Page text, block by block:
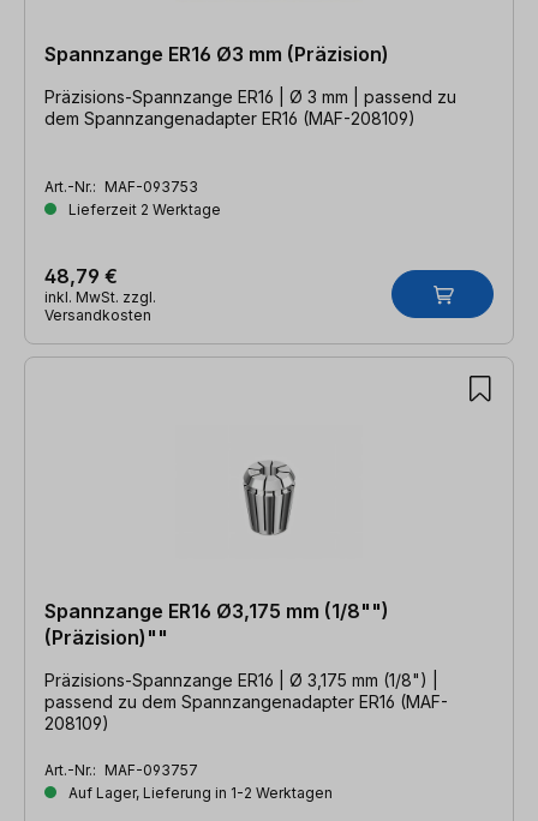
Spannzange ER16 Ø3 mm (Präzision)
Präzisions-Spannzange ER16 | Ø 3 mm | passend zu
dem Spannzangenadapter ER16 (MAF-208109)
Art.-Nr.: MAF-093753
Lieferzeit 2 Werktage
48,79 €
inkl. MwSt. zzgl.
Versandkosten
Spannzange ER16 Ø3,175 mm (1/8"")
(Präzision)""
Präzisions-Spannzange ER16 | Ø 3,175 mm (1/8") |
passend zu dem Spannzangenadapter ER16 (MAF-
208109)
Art.-Nr.: MAF-093757
Auf Lager, Lieferung in 1-2 Werktagen